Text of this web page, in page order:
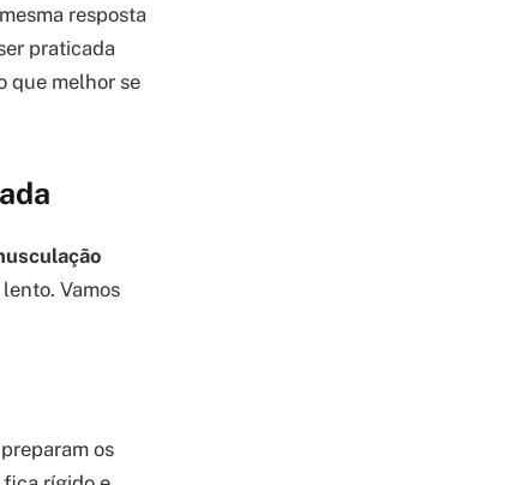
resposta
praticada
que melhor se
Vamos
os